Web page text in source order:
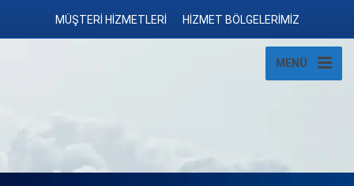
MÜŞTERİ HİZMETLERİ HİZMET BÖLGELERİMİZ
MENÜ